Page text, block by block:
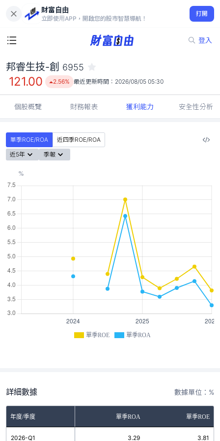
財富自由
立即使用APP，開啟您的股市智慧導航！
打開
登入
121.00
2.56%
邦睿生技-創 6955
121.00 2.56% 最近更新時間： 2026/08/05 05:30
個股概覽 財務報表 獲利能力 安全性分析
單季ROE/ROA
近四季ROE/ROA
近5年
季報
單季ROE 單季ROA
詳細數據 數據單位：%
年度/季度 單季ROA 單季ROE
2026-Q1 3.29 3.81